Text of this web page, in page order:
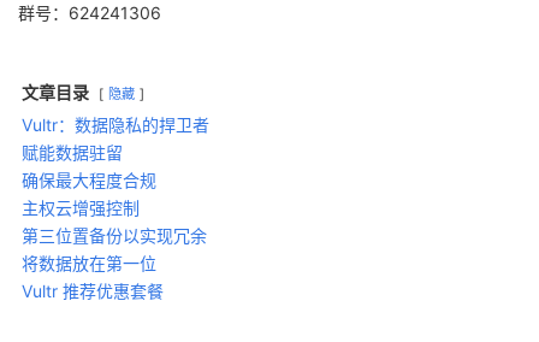
群号：624241306
文章目录 隐藏
Vultr：数据隐私的捍卫者
赋能数据驻留
确保最大程度合规
主权云增强控制
第三位置备份以实现冗余
将数据放在第一位
Vultr 推荐优惠套餐